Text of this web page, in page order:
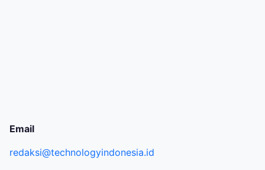
Email
redaksi@technologyindonesia.id